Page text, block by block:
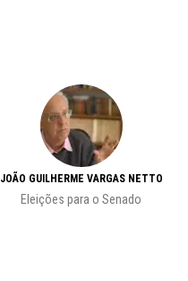
JOÃO GUILHERME VARGAS NETTO
Eleições para o Senado